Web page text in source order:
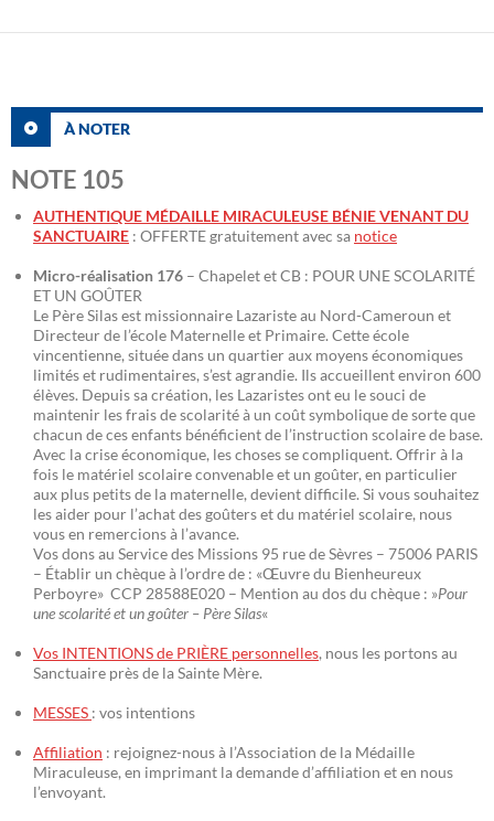
À NOTER
NOTE 105
AUTHENTIQUE MÉDAILLE MIRACULEUSE BÉNIE VENANT DU
SANCTUAIRE : OFFERTE gratuitement avec sa notice
Micro-réalisation 176 – Chapelet et CB : POUR UNE SCOLARITÉ
ET UN GOÛTER
Le Père Silas est missionnaire Lazariste au Nord-Cameroun et
Directeur de l’école Maternelle et Primaire. Cette école
vincentienne, située dans un quartier aux moyens économiques
limités et rudimentaires, s’est agrandie. Ils accueillent environ 600
élèves. Depuis sa création, les Lazaristes ont eu le souci de
maintenir les frais de scolarité à un coût symbolique de sorte que
chacun de ces enfants bénéficient de l’instruction scolaire de base.
Avec la crise économique, les choses se compliquent. Offrir à la
fois le matériel scolaire convenable et un goûter, en particulier
aux plus petits de la maternelle, devient difficile. Si vous souhaitez
les aider pour l’achat des goûters et du matériel scolaire, nous
vous en remercions à l’avance.
Vos dons au Service des Missions 95 rue de Sèvres – 75006 PARIS
– Établir un chèque à l’ordre de : «Œuvre du Bienheureux
Perboyre» CCP 28588E020 – Mention au dos du chèque : »Pour
une scolarité et un goûter – Père Silas«
Vos INTENTIONS de PRIÈRE personnelles, nous les portons au
Sanctuaire près de la Sainte Mère.
MESSES : vos intentions
Affiliation : rejoignez-nous à l’Association de la Médaille
Miraculeuse, en imprimant la demande d’affiliation et en nous
l’envoyant.